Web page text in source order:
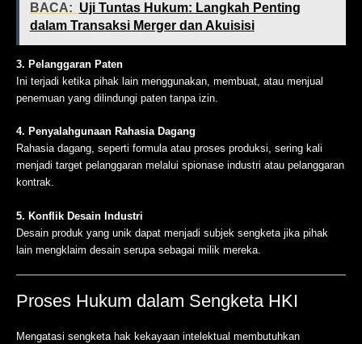
BACA: Uji Tuntas Hukum: Langkah Penting
dalam Transaksi Merger dan Akuisisi
3. Pelanggaran Paten
Ini terjadi ketika pihak lain menggunakan, membuat, atau menjual
penemuan yang dilindungi paten tanpa izin.
4. Penyalahgunaan Rahasia Dagang
Rahasia dagang, seperti formula atau proses produksi, sering kali
menjadi target pelanggaran melalui spionase industri atau pelanggaran
kontrak.
5. Konflik Desain Industri
Desain produk yang unik dapat menjadi subjek sengketa jika pihak
lain mengklaim desain serupa sebagai milik mereka.
Proses Hukum dalam Sengketa HKI
Mengatasi sengketa hak kekayaan intelektual membutuhkan